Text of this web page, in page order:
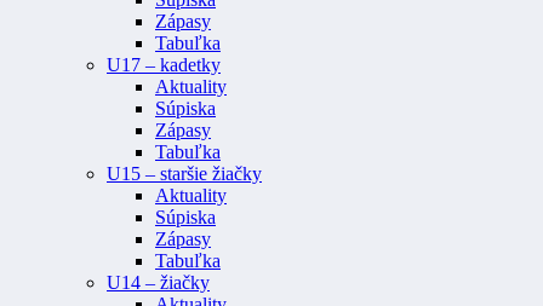
Zápasy
Tabuľka
U17 – kadetky
Aktuality
Súpiska
Zápasy
Tabuľka
U15 – staršie žiačky
Aktuality
Súpiska
Zápasy
Tabuľka
U14 – žiačky